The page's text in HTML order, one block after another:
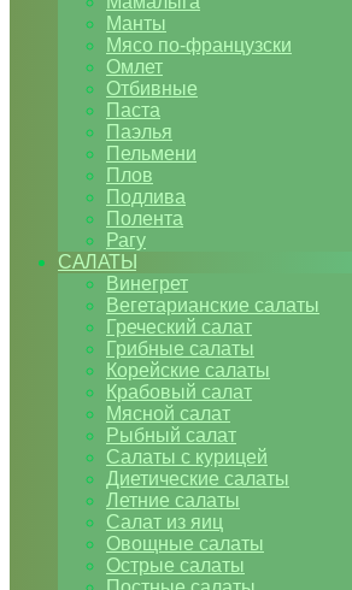
Манты
Мясо по-французски
Омлет
Отбивные
Паста
Паэлья
Пельмени
Плов
Подлива
Полента
Рагу
САЛАТЫ
Винегрет
Вегетарианские салаты
Греческий салат
Грибные салаты
Корейские салаты
Крабовый салат
Мясной салат
Рыбный салат
Салаты с курицей
Диетические салаты
Летние салаты
Салат из яиц
Овощные салаты
Острые салаты